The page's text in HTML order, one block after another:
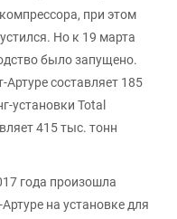
при этом
Но к 19 марта
было запущено.
составляет 185
установки Total
415 тыс. тонн
года произошла
на установке для